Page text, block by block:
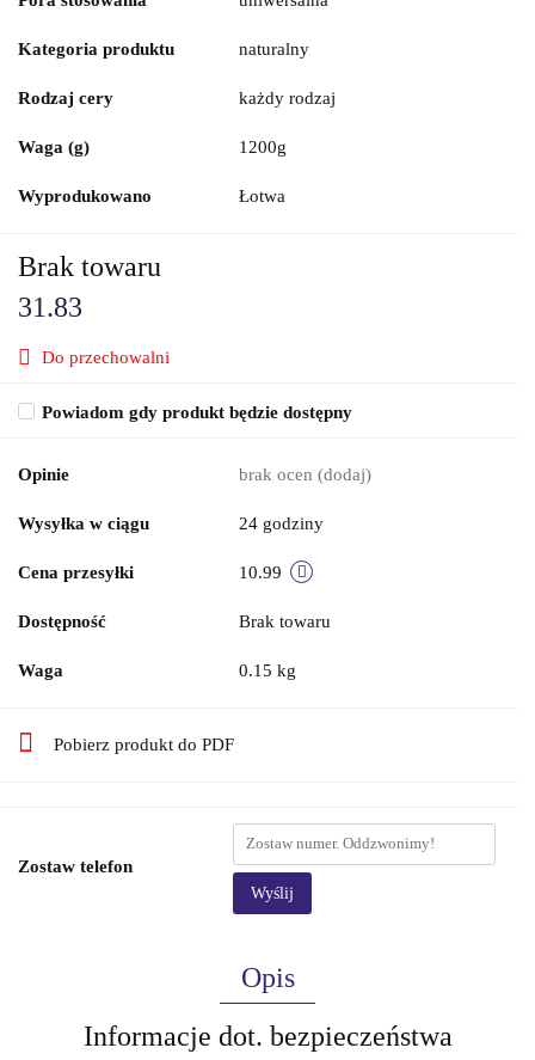
Kategoria produktu naturalny
Rodzaj cery każdy rodzaj
Waga (g) 1200g
Wyprodukowano Łotwa
Brak towaru
31.83
Do przechowalni
Powiadom gdy produkt będzie dostępny
Opinie brak ocen (dodaj)
Wysyłka w ciągu 24 godziny
Cena przesyłki 10.99
Dostępność Brak towaru
Waga 0.15 kg
Pobierz produkt do PDF
Zostaw telefon
Wyślij
Opis
Informacje dot. bezpieczeństwa